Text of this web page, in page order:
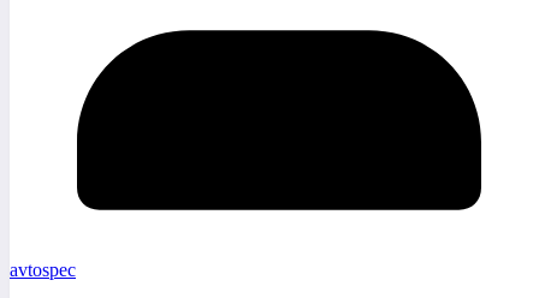
avtospec